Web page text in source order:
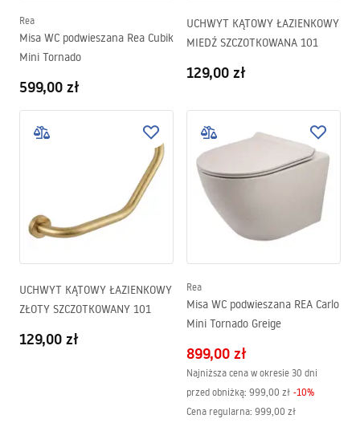
Rea
Misa WC podwieszana Rea Cubik
Mini Tornado
599,00 zł
UCHWYT KĄTOWY ŁAZIENKOWY
MIEDŹ SZCZOTKOWANA 101
129,00 zł
UCHWYT KĄTOWY ŁAZIENKOWY
ZŁOTY SZCZOTKOWANY 101
129,00 zł
Rea
Misa WC podwieszana REA Carlo
Mini Tornado Greige
899,00 zł
Najniższa cena w okresie 30 dni
przed obniżką: 999,00 zł -10%
Cena regularna: 999,00 zł